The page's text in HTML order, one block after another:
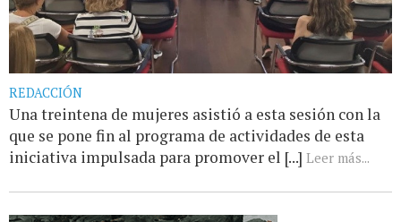
REDACCIÓN
Una treintena de mujeres asistió a esta sesión con la
que se pone fin al programa de actividades de esta
iniciativa impulsada para promover el [...] Leer más...